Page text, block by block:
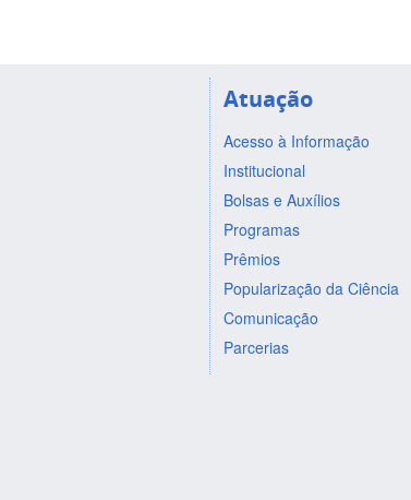
Atuação
Acesso à Informação
Institucional
Bolsas e Auxílios
Programas
Prêmios
Popularização da Ciência
Comunicação
Parcerias